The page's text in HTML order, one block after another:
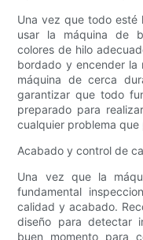
Una vez que todo esté
usar la máquina de
colores de hilo
bordado y encender la
máquina de cerca
garantizar que todo
preparado para
cualquier problema que
Acabado y control de
Una vez que la
fundamental
calidad y acabado.
diseño para detectar
buen momento para